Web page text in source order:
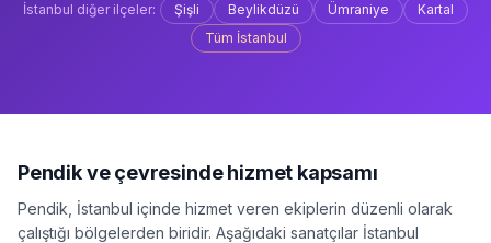
İstanbul diğer ilçeler: Şişli Beylikdüzü Ümraniye
Kartal
Tüm İstanbul
Pendikve çevresinde hizmet kapsamı
Pendik İstanbul içinde hizmet veren ekiplerin düzenli olarak
çalıştığı bölgelerden biridir. Aşağıdaki sanatçılar İstanbul